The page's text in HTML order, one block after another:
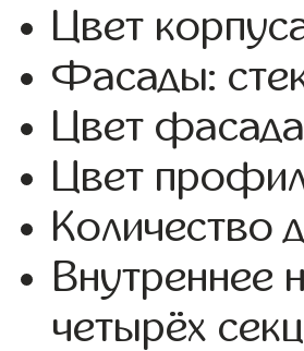
Цвет
Фасады:
Цвет
Цвет
Количество
Внутреннее
четырёх